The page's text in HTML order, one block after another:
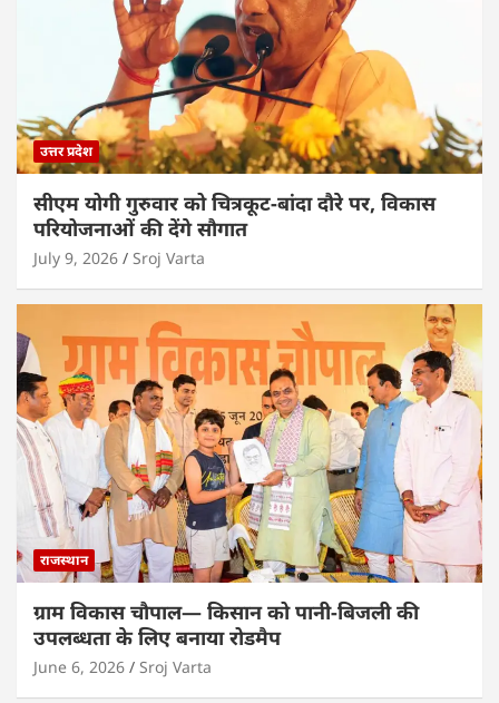
उत्तर प्रदेश
सीएम योगी गुरुवार को चित्रकूट-बांदा दौरे पर, विकास
परियोजनाओं की देंगे सौगात
July 9, 2026 Sroj Varta
राजस्थान
ग्राम विकास चौपाल— किसान को पानी-बिजली की
उपलब्धता के लिए बनाया रोडमैप
June 6, 2026 Sroj Varta